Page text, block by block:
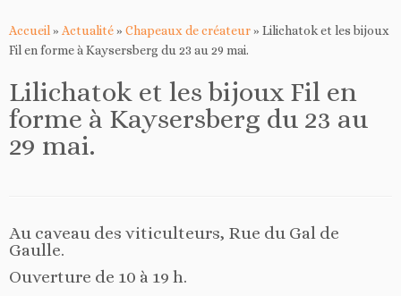
Accueil » Actualité» Chapeaux de créateur» Lilichatok et les bijoux
Fil en forme à Kaysersberg du 23 au 29 mai.
Lilichatok et les bijoux Fil en
forme à Kaysersberg du 23 au
29 mai.
Au caveau des viticulteurs, Rue du Gal de
Gaulle.
Ouverture de 10 à 19 h.